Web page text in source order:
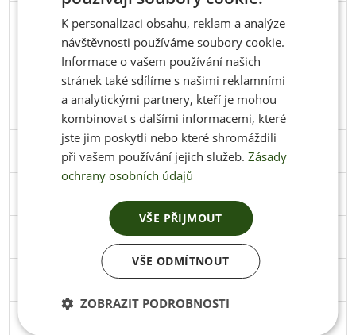
251 95 Stáhnout
258 98
266 102 Stáhnout
274 102 Stáhnout
286 106
291 106
ENGLISH
K personalizaci obsahu, reklam a analýze
návštěvnosti používáme soubory cookie.
Informace o vašem používání našich
stránek také sdílíme s našimi reklamními
a analytickými partnery, kteří je mohou
kombinovat s dalšími informacemi, které
jste jim poskytli nebo které shromáždili
při vašem používání jejich služeb. Zásady
ochrany osobních údajů
VŠE PŘIJMOUT
VŠE ODMÍTNOUT
ZOBRAZIT PODROBNOSTI